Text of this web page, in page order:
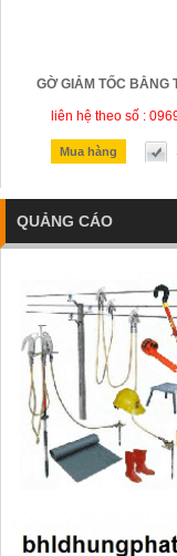
GỜ GIẢM TỐC BẰNG
liên hệ theo số :
Mua hàng
QUẢNG CÁO